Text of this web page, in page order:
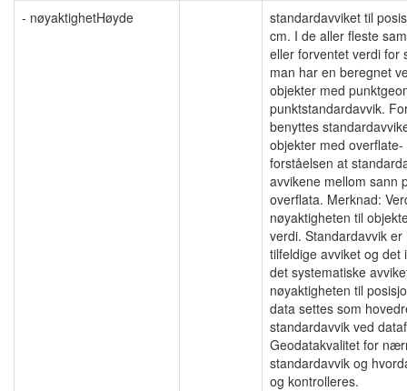
- nøyaktighetHøyde
standardavviket til
cm. I de aller fleste
eller forventet verdi for
man har en beregnet
objekter med
punktstandardavvik.
benyttes
objekter med
forståelsen at
avvikene mellom sann
overflata. Merknad:
nøyaktigheten til
verdi. Standardavvik
tilfeldige avviket og
det systematiske
nøyaktigheten til
data settes som
standardavvik ved
Geodatakvalitet for
standardavvik og
og kontrolleres.